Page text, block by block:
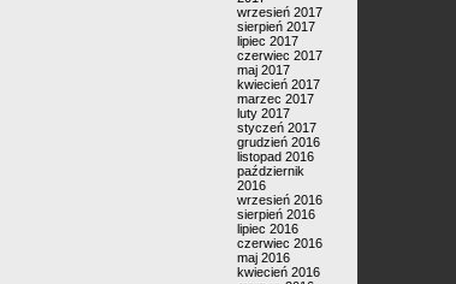
wrzesień 2017
sierpień 2017
lipiec 2017
czerwiec 2017
maj 2017
kwiecień 2017
marzec 2017
luty 2017
styczeń 2017
grudzień 2016
listopad 2016
październik
2016
wrzesień 2016
sierpień 2016
lipiec 2016
czerwiec 2016
maj 2016
kwiecień 2016